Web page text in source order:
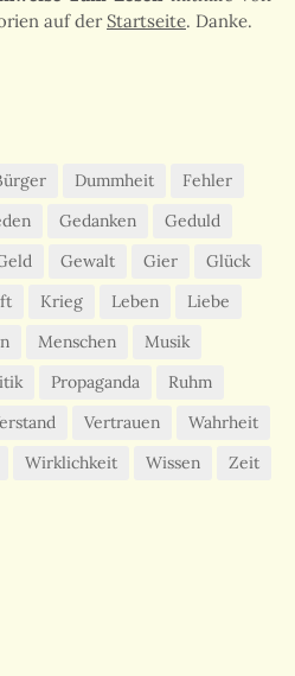
auf der Startseite. Danke.
Dummheit
Fehler
Gedanken
Geduld
Gewalt Gier
Glück
Krieg Leben
Liebe
Menschen
Musik
Propaganda
Ruhm
Vertrauen
Wahrheit
Wirklichkeit Wissen
Zeit